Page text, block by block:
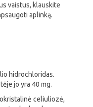
vaistus, klauskite
aplinką.
hidrochloridas.
jo yra 40 mg.
celiuliozė,